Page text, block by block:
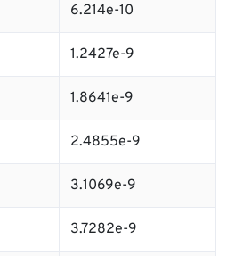
6.214e-10
1.2427e-9
1.8641e-9
2.4855e-9
3.1069e-9
3.7282e-9